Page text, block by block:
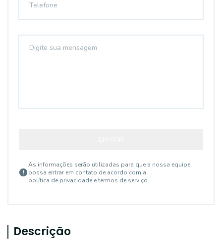
As informações serão utilizadas para que a nossa equipe
possa entrar em contato de acordo com a
política de privacidade e termos de serviço
Descrição